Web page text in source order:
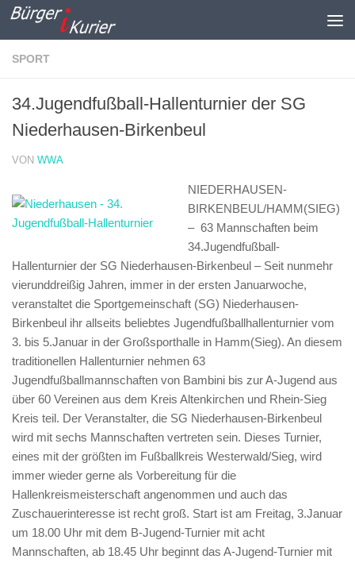
Zum Inhalt springen
SPORT
34.Jugendfußball-Hallenturnier der SG
Niederhausen-Birkenbeul
VON WWA
NIEDERHAUSEN-
BIRKENBEUL/HAMM(SIEG)
– 63 Mannschaften beim
34.Jugendfußball-
Hallenturnier der SG Niederhausen-Birkenbeul – Seit nunmehr
vierunddreißig Jahren, immer in der ersten Januarwoche,
veranstaltet die Sportgemeinschaft (SG) Niederhausen-
Birkenbeul ihr allseits beliebtes Jugendfußballhallenturnier vom
3. bis 5.Januar in der Großsporthalle in Hamm(Sieg). An diesem
traditionellen Hallenturnier nehmen 63
Jugendfußballmannschaften von Bambini bis zur A-Jugend aus
über 60 Vereinen aus dem Kreis Altenkirchen und Rhein-Sieg
Kreis teil. Der Veranstalter, die SG Niederhausen-Birkenbeul
wird mit sechs Mannschaften vertreten sein. Dieses Turnier,
eines mit der größten im Fußballkreis Westerwald/Sieg, wird
immer wieder gerne als Vorbereitung für die
Hallenkreismeisterschaft angenommen und auch das
Zuschauerinteresse ist recht groß. Start ist am Freitag, 3.Januar
um 18.00 Uhr mit dem B-Jugend-Turnier mit acht
Mannschaften, ab 18.45 Uhr beginnt das A-Jugend-Turnier mit